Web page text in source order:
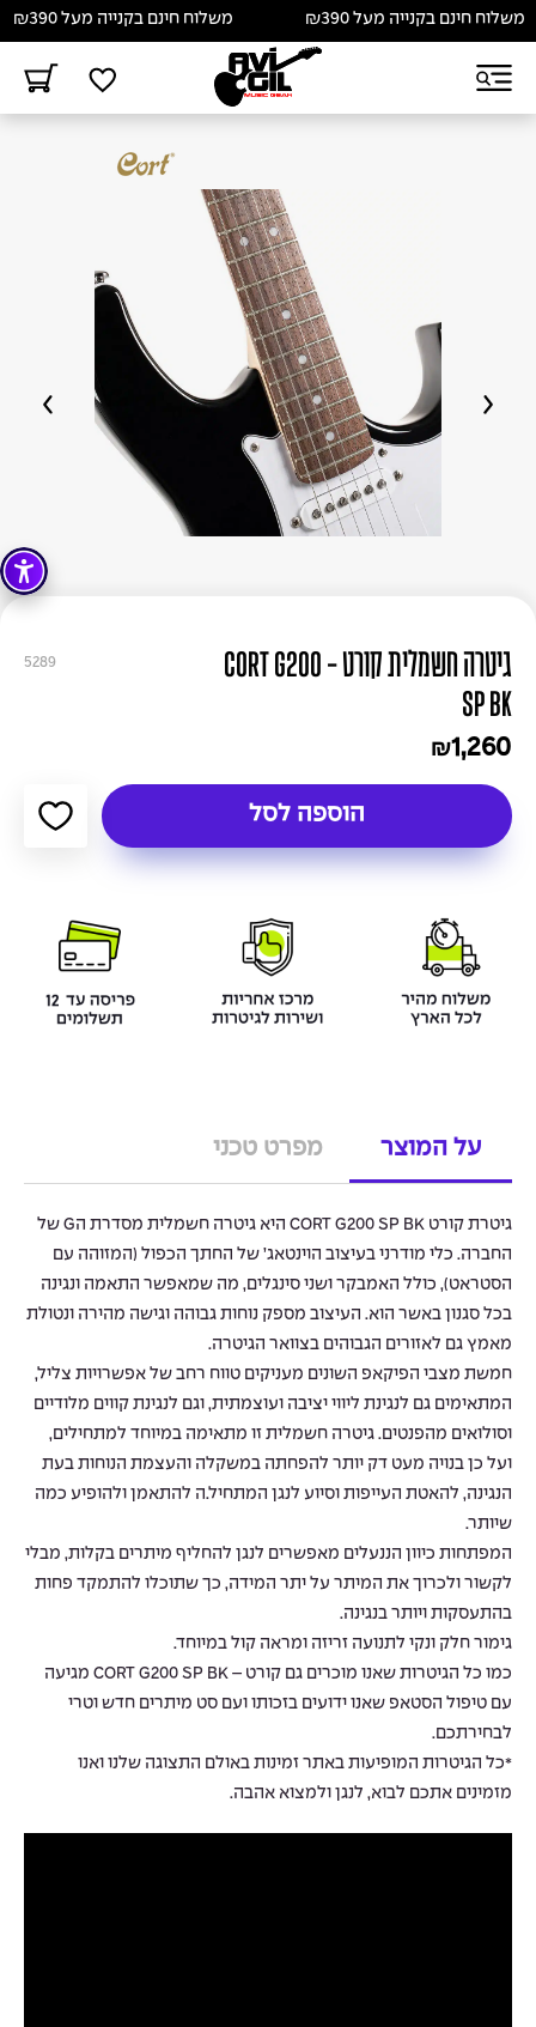
חינם בקנייה מעל ₪390 משלוח חינם בקנייה מעל ₪390
5289
גיטרה חשמלית קורט - CORT G200
SP BK
₪1,260
הוספה לסל
על המוצר מפרט טכני
גיטרת קורט CORT G200 SP BK היא גיטרה חשמלית מסדרת הG של
החברה. כלי מודרני בעיצוב הוינטאג’ של החתך הכפול (המזוהה עם
הסטראט), כולל האמבקר ושני סינגלים, מה שמאפשר התאמה ונגינה
בכל סגנון באשר הוא. העיצוב מספק נוחות גבוהה וגישה מהירה ונטולת
מאמץ גם לאזורים הגבוהים בצוואר הגיטרה.
חמשת מצבי הפיקאפ השונים מעניקים טווח רחב של אפשרויות צליל,
המתאימים גם לנגינת ליווי יציבה ועוצמתית, וגם לנגינת קווים מלודיים
וסולואים מהפנטים. גיטרה חשמלית זו מתאימה במיוחד למתחילים,
ועל כן בנויה מעט דק יותר להפחתה במשקלה והעצמת הנוחות בעת
הנגינה, להאטת העייפות וסיוע לנגן המתחיל.ה להתאמן ולהופיע כמה
שיותר.
המפתחות כיוון הננעלים מאפשרים לנגן להחליף מיתרים בקלות, מבלי
לקשור ולכרוך את המיתר על יתר המידה, כך שתוכלו להתמקד פחות
בהתעסקות ויותר בנגינה.
גימור חלק ונקי לתנועה זריזה ומראה קול במיוחד.
כמו כל הגיטרות שאנו מוכרים גם קורט – CORT G200 SP BK מגיעה
עם טיפול הסטאפ שאנו ידועים בזכותו ועם סט מיתרים חדש וטרי
לבחירתכם.
*כל הגיטרות המופיעות באתר זמינות באולם התצוגה שלנו ואנו
מזמינים אתכם לבוא, לנגן ולמצוא אהבה.